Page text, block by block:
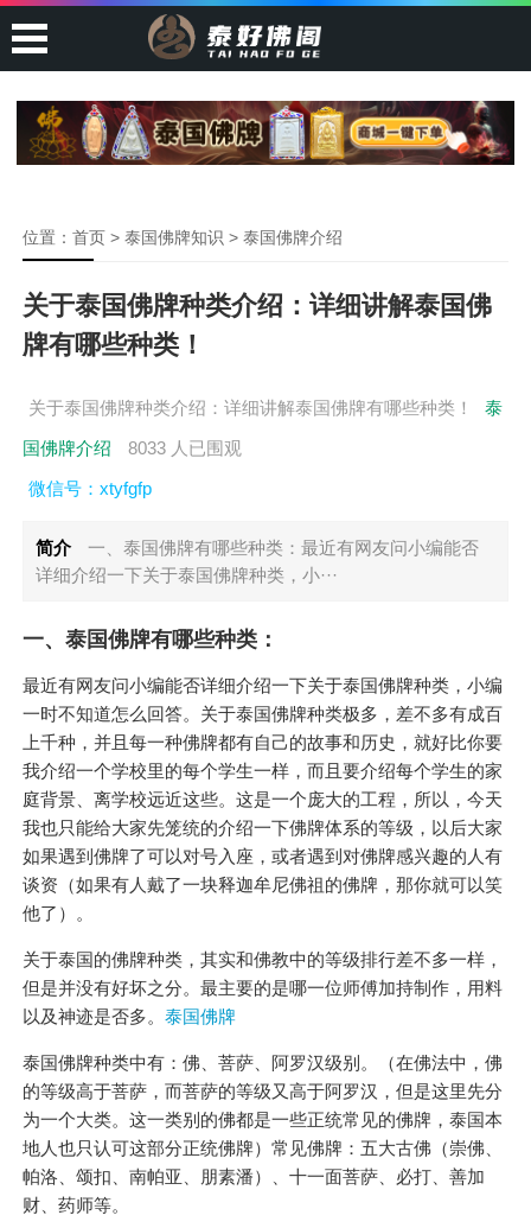
位置： 首页> 泰国佛牌知识 > 泰国佛牌介绍
关于泰国佛牌种类介绍：详细讲解泰国佛
牌有哪些种类！
关于泰国佛牌种类介绍：详细讲解泰国佛牌有哪些种类！
泰
国佛牌介绍
8033 人已围观
微信号：xtyfgfp
简介
一、泰国佛牌有哪些种类：最近有网友问小编能否
详细介绍一下关于泰国佛牌种类，小···
一、泰国佛牌有哪些种类：
最近有网友问小编能否详细介绍一下关于泰国佛牌种类，小编
一时不知道怎么回答。关于泰国佛牌种类极多，差不多有成百
上千种，并且每一种佛牌都有自己的故事和历史，就好比你要
我介绍一个学校里的每个学生一样，而且要介绍每个学生的家
庭背景、离学校远近这些。这是一个庞大的工程，所以，今天
我也只能给大家先笼统的介绍一下佛牌体系的等级，以后大家
如果遇到佛牌了可以对号入座，或者遇到对佛牌感兴趣的人有
谈资（如果有人戴了一块释迦牟尼佛祖的佛牌，那你就可以笑
他了）。
关于泰国的佛牌种类，其实和佛教中的等级排行差不多一样，
但是并没有好坏之分。最主要的是哪一位师傅加持制作，用料
以及神迹是否多。 泰国佛牌
泰国佛牌种类中有：佛、菩萨、阿罗汉级别。（在佛法中，佛
的等级高于菩萨，而菩萨的等级又高于阿罗汉，但是这里先分
为一个大类。这一类别的佛都是一些正统常见的佛牌，泰国本
地人也只认可这部分正统佛牌）常见佛牌：五大古佛（崇佛、
帕洛、颂扣、南帕亚、朋素潘）、十一面菩萨、必打、善加
财、药师等。